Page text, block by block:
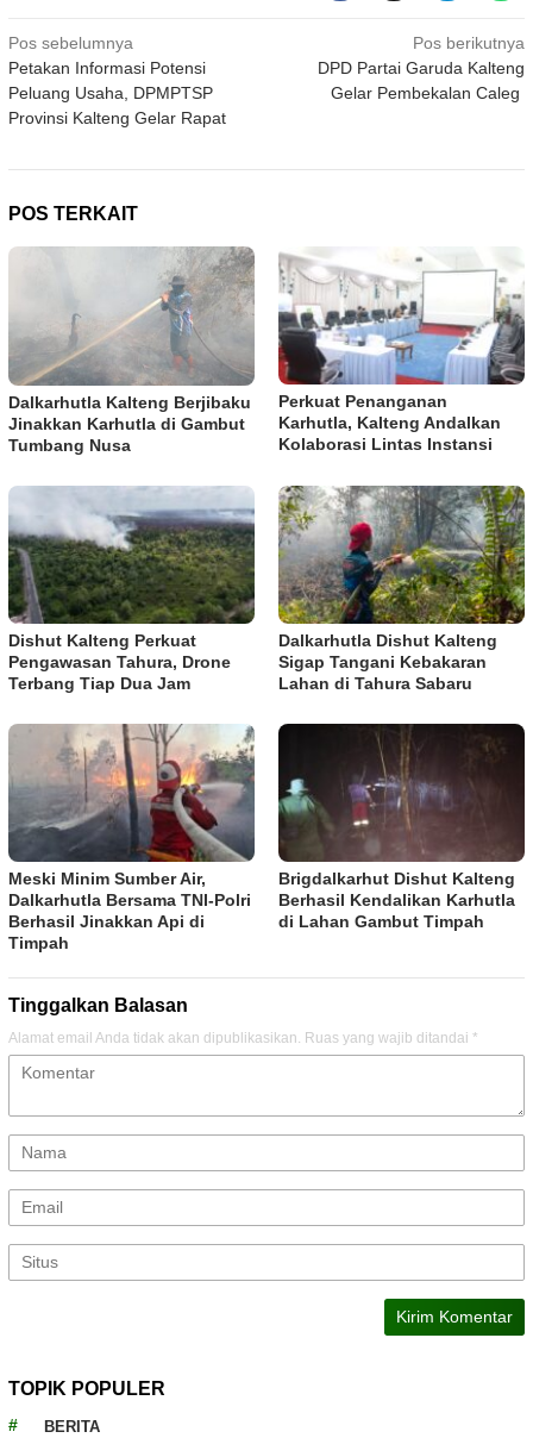
Navigasi
pos
Pos sebelumnya
Petakan Informasi Potensi
Peluang Usaha, DPMPTSP
Provinsi Kalteng Gelar Rapat
Pos berikutnya
DPD Partai Garuda Kalteng
Gelar Pembekalan Caleg
POS TERKAIT
Dalkarhutla Kalteng Berjibaku
Jinakkan Karhutla di Gambut
Tumbang Nusa
Perkuat Penanganan
Karhutla, Kalteng Andalkan
Kolaborasi Lintas Instansi
Dishut Kalteng Perkuat
Pengawasan Tahura, Drone
Terbang Tiap Dua Jam
Dalkarhutla Dishut Kalteng
Sigap Tangani Kebakaran
Lahan di Tahura Sabaru
Meski Minim Sumber Air,
Dalkarhutla Bersama TNI-Polri
Berhasil Jinakkan Api di
Timpah
Brigdalkarhut Dishut Kalteng
Berhasil Kendalikan Karhutla
di Lahan Gambut Timpah
Tinggalkan Balasan
Alamat email Anda tidak akan dipublikasikan. Ruas yang wajib ditandai *
TOPIK POPULER
BERITA